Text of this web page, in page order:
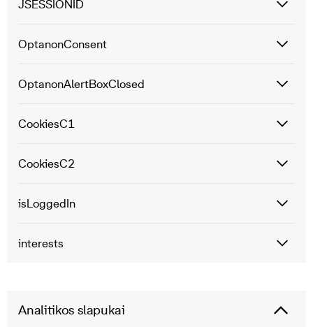
JSESSIONID
OptanonConsent
OptanonAlertBoxClosed
CookiesC1
CookiesC2
isLoggedIn
interests
Analitikos slapukai